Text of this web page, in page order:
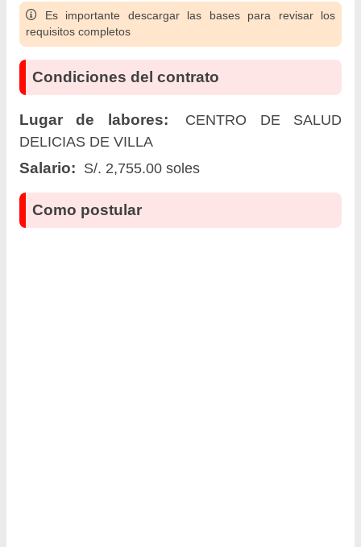
Es importante descargar las bases para revisar los
requisitos completos
Condiciones del contrato
Lugar de labores:
CENTRO DE SALUD
DELICIAS DE VILLA
Salario: S/. 2,755.00 soles
Como postular